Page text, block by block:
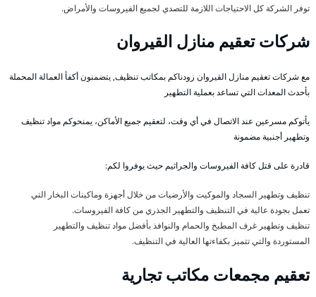
توفر الشركة كل الاحتياجات اللازمة للتصدي لجميع الفيروسات والأمراض.
شركات تعقيم منازل القيروان
مع شركات تعقيم منازل القيروان زودناكم بمكاتب تنظيف, يتضمنون أكفأ العمالة المحملة
بأحدث المعدات التي تساعد بعملية التطهير
يأتوكم مسرعين عند الاتصال في أي وقت، لتعقيم جميع الأماكن، يمنحوكم مواد تنظيف
وتطهير أجنبية مضمونة
قادرة على قتل كافة الفيروسات والجراثيم حيث يوفروا لكم:
تنظيف وتطهير السجاد والموكيت والأرضيات من خلال أجهزة وماكينات البخار التي
تعمل بجودة عالية في التنظيف والتطهير الجذري من كافة الفيروسات.
تنظيف وتطهير غرف المطبخ والحمام والنوافذ بأفضل مواد تنظيف والتطهير
المستوردة والتي تتميز بكفاءتها العالية في التنظيف.
تعقيم مجمعات مكاتب تجارية